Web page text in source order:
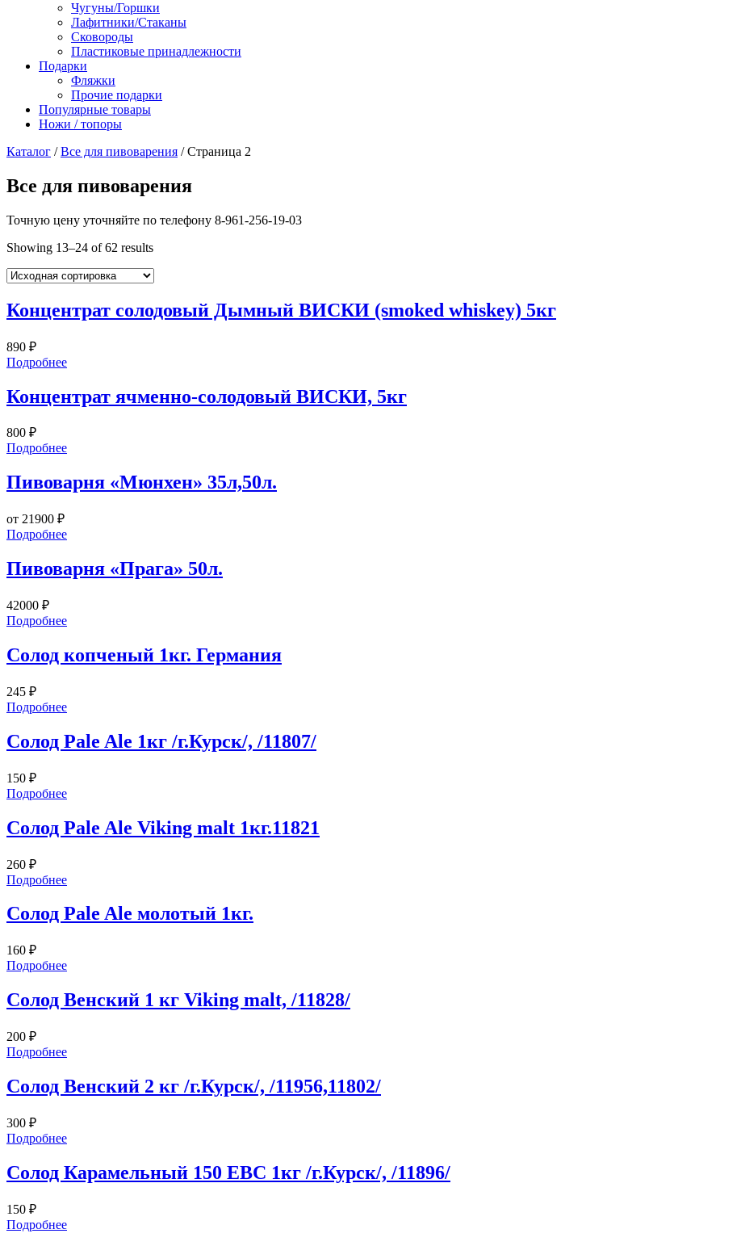
Чугуны/Горшки
Лафитники/Стаканы
Сковороды
Пластиковые принадлежности
Подарки
Фляжки
Прочие подарки
Популярные товары
Ножи / топоры
Каталог /Все для пивоварения / Страница 2
Все для пивоварения
Точную цену уточняйте по телефону 8-961-256-19-03
Showing 13–24 of 62 results
Концентрат солодовый Дымный ВИСКИ (smoked whiskey) 5кг
890 ₽
Подробнее
Концентрат ячменно-солодовый ВИСКИ, 5кг
800 ₽
Подробнее
Пивоварня «Мюнхен» 35л,50л.
от 21900 ₽
Подробнее
Пивоварня «Прага» 50л.
42000 ₽
Подробнее
Солод копченый 1кг. Германия
245 ₽
Подробнее
Солод Pale Ale 1кг /г.Курск/, /11807/
150 ₽
Подробнее
Солод Pale Ale Viking malt 1кг.11821
260 ₽
Подробнее
Солод Pale Ale молотый 1кг.
160 ₽
Подробнее
Солод Венский 1 кг Viking malt, /11828/
200 ₽
Подробнее
Солод Венский 2 кг /г.Курск/, /11956,11802/
300 ₽
Подробнее
Солод Карамельный 150 EBC 1кг /г.Курск/, /11896/
150 ₽
Подробнее